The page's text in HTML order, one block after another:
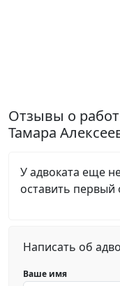
Отзывы о
Тамара
У адвоката еще
оставить первый
Написать об
Ваше имя